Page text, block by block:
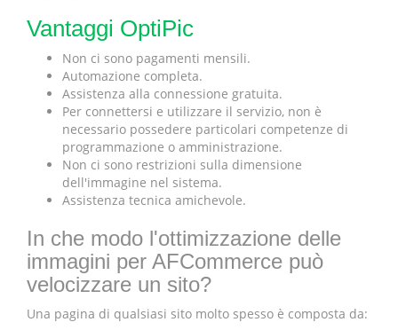
Vantaggi OptiPic
Non ci sono pagamenti mensili.
Automazione completa.
Assistenza alla connessione gratuita.
Per connettersi e utilizzare il servizio, non è
necessario possedere particolari competenze di
programmazione o amministrazione.
Non ci sono restrizioni sulla dimensione
dell'immagine nel sistema.
Assistenza tecnica amichevole.
In che modo l'ottimizzazione delle
immagini per AFCommerce può
velocizzare un sito?
Una pagina di qualsiasi sito molto spesso è composta da: